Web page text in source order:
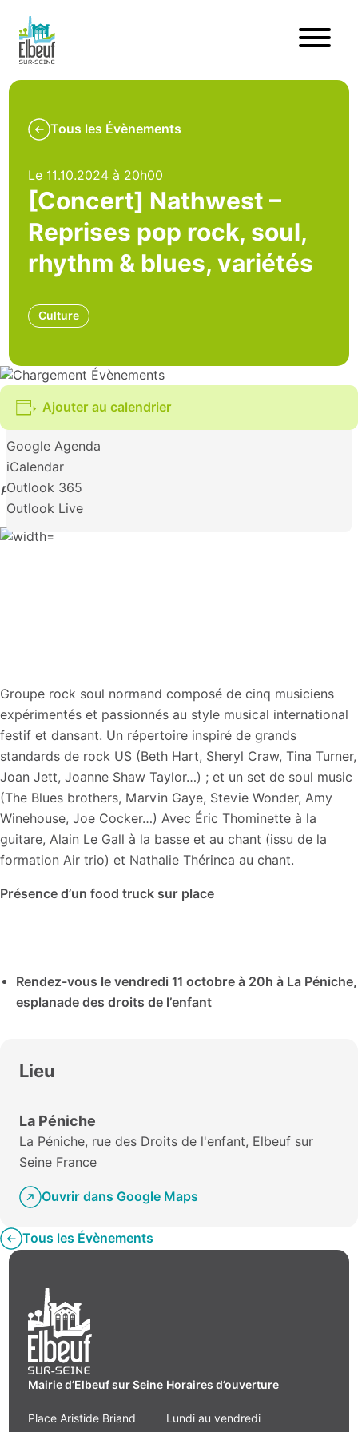
Tous les Évènements
Le 11.10.2024 à 20h00
[Concert] Nathwest –
Reprises pop rock, soul,
rhythm & blues, variétés
Culture
Ajouter au calendrier
Google Agenda
iCalendar
Outlook 365
Outlook Live
Par Nathwest
Groupe rock soul normand composé de cinq musiciens
expérimentés et passionnés au style musical international
festif et dansant. Un répertoire inspiré de grands
standards de rock US (Beth Hart, Sheryl Craw, Tina Turner,
Joan Jett, Joanne Shaw Taylor…) ; et un set de soul music
(The Blues brothers, Marvin Gaye, Stevie Wonder, Amy
Winehouse, Joe Cocker…) Avec Éric Thominette à la
guitare, Alain Le Gall à la basse et au chant (issu de la
formation Air trio) et Nathalie Thérinca au chant.
Présence d’un food truck sur place
Rendez-vous le vendredi 11 octobre à 20h à La Péniche,
esplanade des droits de l’enfant
Lieu
La Péniche
La Péniche, rue des Droits de l'enfant, Elbeuf sur
Seine France
Ouvrir dans Google Maps
Tous les Évènements
Mairie d’Elbeuf sur Seine
Place Aristide Briand
Horaires d’ouverture
Lundi au vendredi